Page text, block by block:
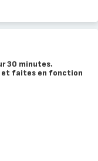
30 minutes.
et faites en fonction